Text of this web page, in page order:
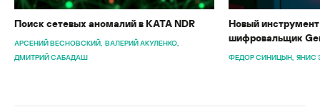
Поиск сетевых аномалий в KATA NDR
АРСЕНИЙ ВЕСНОВСКИЙ ВАЛЕРИЙ АКУЛЕНКО
ДМИТРИЙ САБАДАШ
Новый
шифровальщик
ФЕДОР СИНИЦЫН ЯНИС